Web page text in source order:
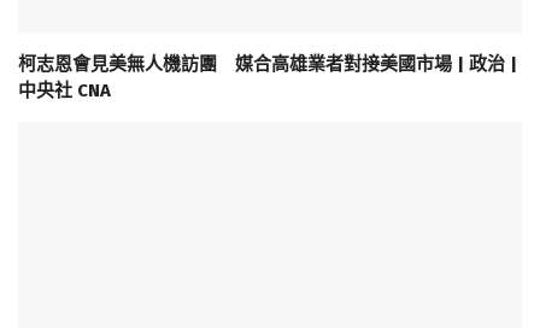
柯志恩會見美無人機訪團 媒合高雄業者對接美國市場 | 政治 |
中央社 CNA